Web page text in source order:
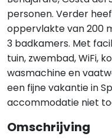
personen. Verder
oppervlakte van 200
3 badkamers. Met
tuin, zwembad, WiFi,
wasmachine en
een fijne vakantie in
accommodatie niet
Omschrijving